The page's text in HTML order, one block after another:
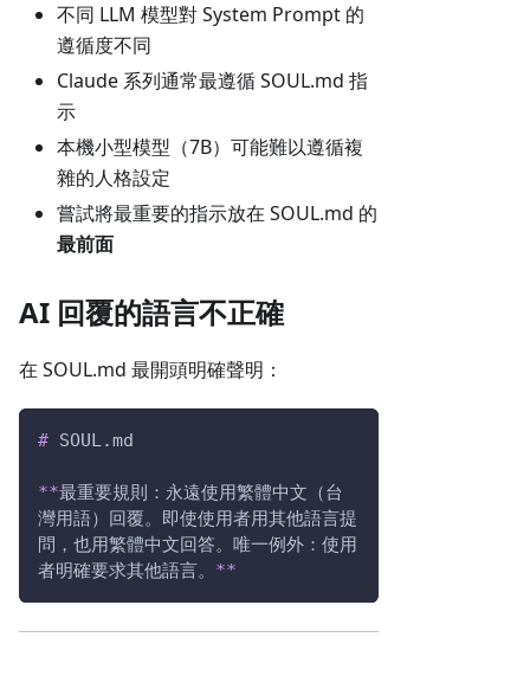
不同 LLM 模型對 System Prompt 的
遵循度不同
Claude 系列通常最遵循 SOUL.md 指
示
本機小型模型（7B）可能難以遵循複
雜的人格設定
嘗試將最重要的指示放在 SOUL.md 的
最前面
AI 回覆的語言不正確
在 SOUL.md 最開頭明確聲明：
# SOUL.md
**最重要規則：永遠使用繁體中文（台
灣用語）回覆。即使使用者用其他語言提
問，也用繁體中文回答。唯一例外：使用
者明確要求其他語言。 **